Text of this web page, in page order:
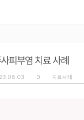
피부염 치료 사례
0 치료사례